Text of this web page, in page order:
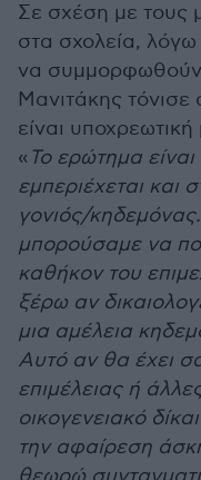
Σε σχέση με τους
στα σχολεία,
να
Μανιτάκης τόνισε
είναι
« Το ερώτημα
εμπεριέχεται και
γονιός/
μπορούσαμε να
καθήκον του
ξέρω αν
μια αμέλεια
Αυτό αν θα έχει
επιμέλειας ή
οικογενειακό
την αφαίρεση